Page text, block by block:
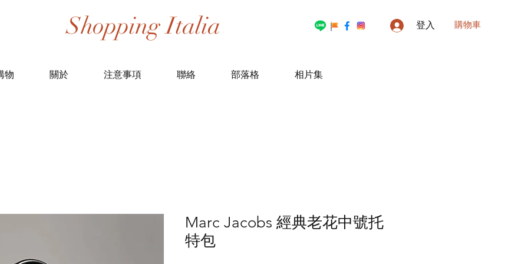
Shopping Italia 登入 購物車
物 關於 注意事項 聯絡 部落格 相片集
Marc Jacobs 經典老花中號托
特包